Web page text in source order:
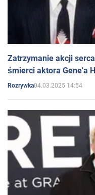
Zatrzymanie akcji
śmierci aktora Gene'a
Rozrywka04.03.2025 14:54